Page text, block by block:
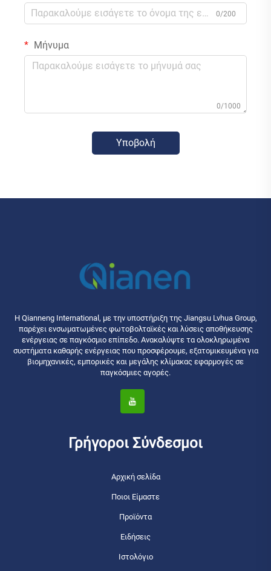
0/200
Μήνυμα
0/1000
Υποβολή
Η Qianneng International, με την υποστήριξη της Jiangsu Lvhua Group,
παρέχει ενσωματωμένες φωτοβολταϊκές και λύσεις αποθήκευσης
ενέργειας σε παγκόσμιο επίπεδο. Ανακαλύψτε τα ολοκληρωμένα
συστήματα καθαρής ενέργειας που προσφέρουμε, εξατομικευμένα για
βιομηχανικές, εμπορικές και μεγάλης κλίμακας εφαρμογές σε
παγκόσμιες αγορές.
Γρήγοροι Σύνδεσμοι
Αρχική σελίδα
Ποιοι Είμαστε
Προϊόντα
Ειδήσεις
Ιστολόγιο